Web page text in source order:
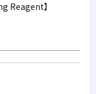
Reagent】